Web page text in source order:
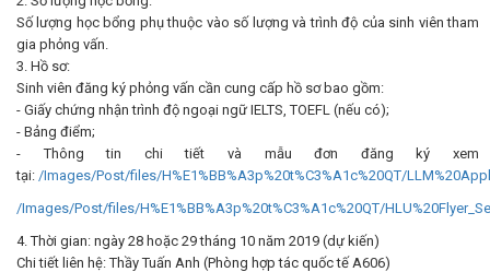
Số lượng học bổng phụ thuộc vào số lượng và trình độ của sinh viên tham
gia phỏng vấn.
3. Hồ sơ:
Sinh viên đăng ký phỏng vấn cần cung cấp hồ sơ bao gồm:
- Giấy chứng nhận trình độ ngoại ngữ IELTS, TOEFL (nếu có);
- Bảng điểm;
- Thông tin chi tiết và mẫu đơn đăng ký xem
tại: /Images/Post/files/H%E1%BB%A3p%20t%C3%A1c%20QT/
/Images/Post/files/H%E1%BB%A3p%20t%C3%A1c%20QT/
4. Thời gian: ngày 28 hoặc 29 tháng 10 năm 2019 (dự kiến)
Chi tiết liên hệ: Thầy Tuấn Anh (Phòng hợp tác quốc tế A606)